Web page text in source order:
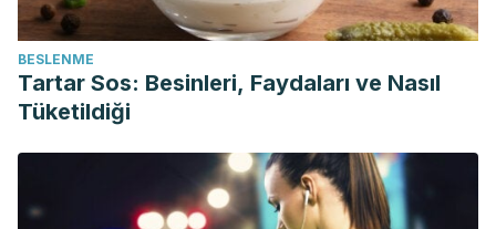
BESLENME
Tartar Sos: Besinleri, Faydaları ve Nasıl
Tüketildiği